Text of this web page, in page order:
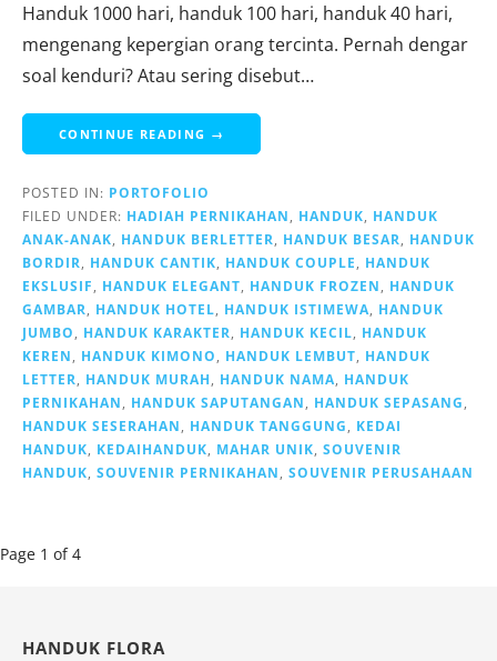
Handuk 1000 hari, handuk 100 hari, handuk 40 hari,
mengenang kepergian orang tercinta. Pernah dengar
soal kenduri? Atau sering disebut…
CONTINUE READING →
POSTED IN: PORTOFOLIO
FILED UNDER: HADIAH PERNIKAHAN, HANDUK, HANDUK
ANAK-ANAK, HANDUK BERLETTER, HANDUK BESAR, HANDUK
BORDIR, HANDUK CANTIK, HANDUK COUPLE, HANDUK
EKSLUSIF, HANDUK ELEGANT, HANDUK FROZEN, HANDUK
GAMBAR, HANDUK HOTEL, HANDUK ISTIMEWA, HANDUK
JUMBO, HANDUK KARAKTER, HANDUK KECIL, HANDUK
KEREN, HANDUK KIMONO, HANDUK LEMBUT, HANDUK
LETTER, HANDUK MURAH, HANDUK NAMA, HANDUK
PERNIKAHAN, HANDUK SAPUTANGAN, HANDUK SEPASANG,
HANDUK SESERAHAN, HANDUK TANGGUNG, KEDAI
HANDUK, KEDAIHANDUK, MAHAR UNIK, SOUVENIR
HANDUK, SOUVENIR PERNIKAHAN, SOUVENIR PERUSAHAAN
Post
Page 1 of 4
HANDUK FLORA